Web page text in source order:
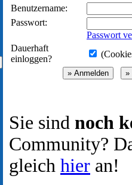
Benutzername:
Passwort:
Passwort
Dauerhaft
einloggen?
Sie sind noch
Community?
gleich hier an!